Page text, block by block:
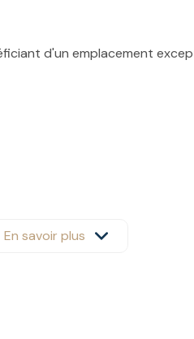
d'un emplacement
En savoir plus